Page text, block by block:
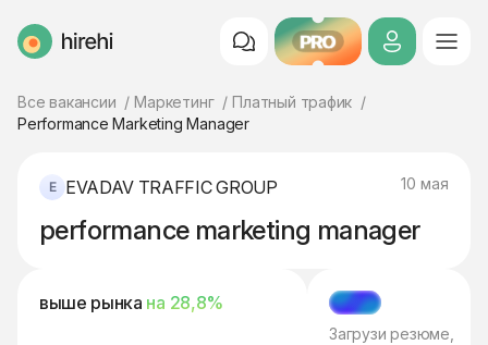
HireHi PRO
Все вакансии Маркетинг
Платный трафик
Performance Marketing Manager
EVADAV TRAFFIC GROUP 10 мая
performance marketing manager
выше рынка на 28,8%
МЭТЧ
Загрузи резюме,